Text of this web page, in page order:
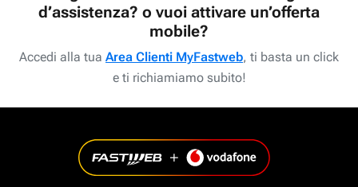
d’assistenza? o vuoi attivare un’offerta
mobile?
Accedi alla tua Area Clienti MyFastweb, ti basta un click
e ti richiamiamo subito!